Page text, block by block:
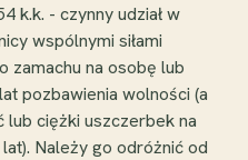
k.k. - czynny udział w
wspólnymi siłami
zamachu na osobę lub
pozbawienia wolności (a
ciężki uszczerbek na
Należy go odróżnić od